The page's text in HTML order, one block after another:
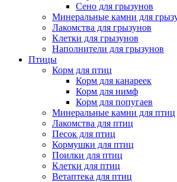
Сено для грызунов
Минеральные камни для
Лакомства для грызунов
Клетки для грызунов
Наполнители для грызунов
Птицы
Корм для птиц
Корм для канареек
Корм для нимф
Корм для попугаев
Минеральные камни для птиц
Лакомства для птиц
Песок для птиц
Кормушки для птиц
Поилки для птиц
Клетки для птиц
Ветаптека для птиц